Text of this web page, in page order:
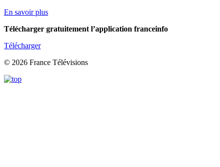
En savoir plus
Télécharger gratuitement l’application franceinfo
Télécharger
© 2026 France Télévisions